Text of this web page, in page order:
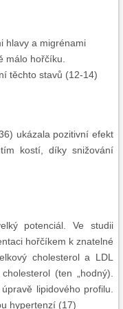
hlavy a migrénami
málo hořčíku.
těchto stavů (12-14)
ukázala pozitivní efekt
kostí, díky snižování
potenciál. Ve studii
hořčíkem k znatelné
cholesterol a LDL
(ten „hodný).
lipidového profilu.
hypertenzí (17)